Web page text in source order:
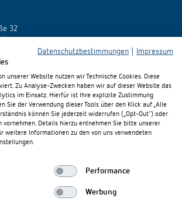
32
692-150
Besuchen Sie uns auf:
Datenschutzbestimmungen
Impressum
unserer Website nutzen wir Technische Cookies. Diese
Zu Analyse-Zwecken haben wir auf dieser Website das
im Einsatz. Hierfür ist Ihre explizite Zustimmung
Sie der Verwendung dieser Tools über den Klick auf „Alle
können Sie jederzeit widerrufen („Opt-Out“) oder
vornehmen. Details hierzu entnehmen Sie bitte unserer
weitere Informationen zu den von uns verwendeten
Performance
Werbung